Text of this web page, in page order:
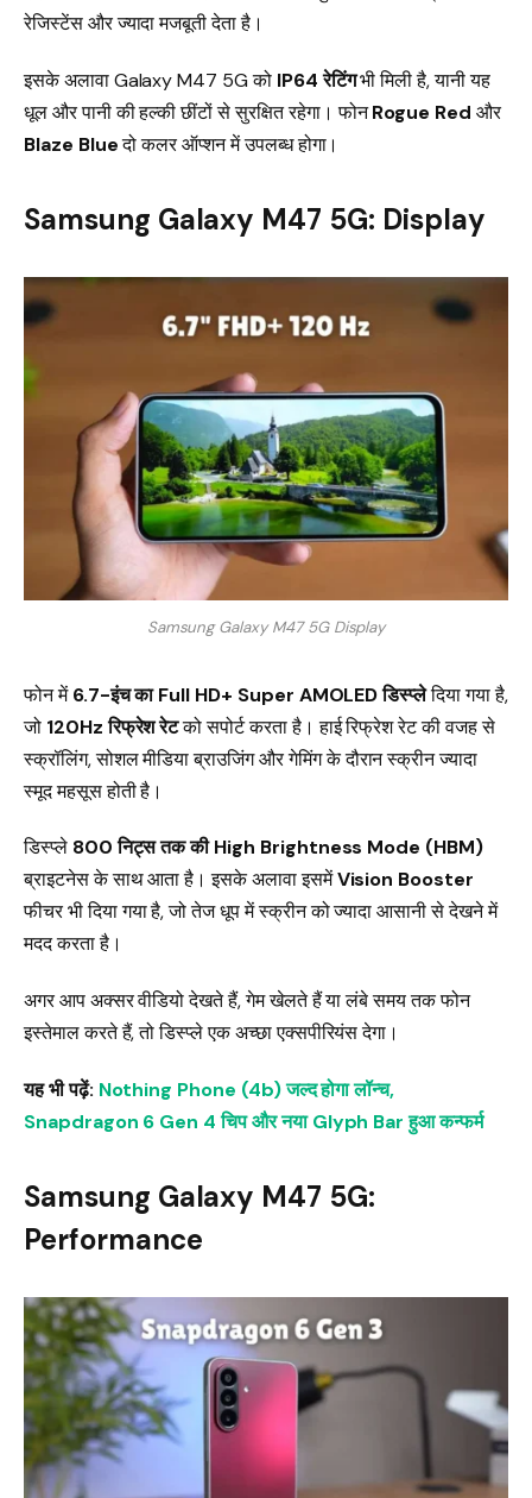
रेजिस्टेंस और ज्यादा मजबूती देता है।
इसके अलावा Galaxy M47 5G को IP64 रेटिंगभी मिली है, यानी यह
धूल और पानी की हल्की छींटों से सुरक्षित रहेगा। फोनRogue Red और
Blaze Blueदो कलर ऑप्शन में उपलब्ध होगा।
Samsung Galaxy M47 5G: Display
Samsung Galaxy M47 5G Display
फोन में6.7-इंच का Full HD+ Super AMOLED डिस्प्लेदिया गया है,
जो 120Hz रिफ्रेश रेटको सपोर्ट करता है। हाई रिफ्रेश रेट की वजह से
स्क्रॉलिंग, सोशल मीडिया ब्राउजिंग और गेमिंग के दौरान स्क्रीन ज्यादा
स्मूद महसूस होती है।
डिस्प्ले 800 निट्स तक की High Brightness Mode (HBM)
ब्राइटनेस के साथ आता है। इसके अलावा इसमेंVision Booster
फीचर भी दिया गया है, जो तेज धूप में स्क्रीन को ज्यादा आसानी से देखने में
मदद करता है।
अगर आप अक्सर वीडियो देखते हैं, गेम खेलते हैं या लंबे समय तक फोन
इस्तेमाल करते हैं, तो डिस्प्ले एक अच्छा एक्सपीरियंस देगा।
यह भी पढ़ें: Nothing Phone (4b) जल्द होगा लॉन्च,
Snapdragon 6 Gen 4 चिप और नया Glyph Bar हुआ कन्फर्म
Samsung Galaxy M47 5G:
Performance